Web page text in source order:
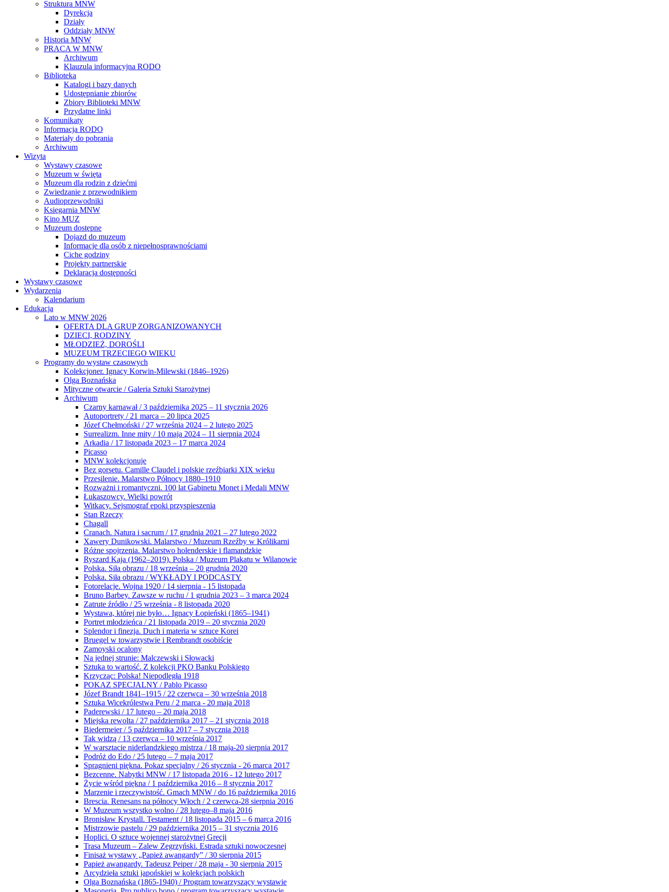
Struktura MNW
Dyrekcja
Działy
Oddziały MNW
Historia MNW
PRACA W MNW
Archiwum
Klauzula informacyjna RODO
Biblioteka
Katalogi i bazy danych
Udostępnianie zbiorów
Zbiory Biblioteki MNW
Przydatne linki
Komunikaty
Informacja RODO
Materiały do pobrania
Archiwum
Wizyta
Wystawy czasowe
Muzeum w święta
Muzeum dla rodzin z dziećmi
Zwiedzanie z przewodnikiem
Audioprzewodniki
Księgarnia MNW
Kino MUZ
Muzeum dostępne
Dojazd do muzeum
Informacje dla osób z niepełnosprawnościami
Ciche godziny
Projekty partnerskie
Deklaracja dostępności
Wystawy czasowe
Wydarzenia
Kalendarium
Edukacja
Lato w MNW 2026
OFERTA DLA GRUP ZORGANIZOWANYCH
DZIECI, RODZINY
MŁODZIEŻ, DOROŚLI
MUZEUM TRZECIEGO WIEKU
Programy do wystaw czasowych
Kolekcjoner. Ignacy Korwin-Milewski (1846–1926)
Olga Boznańska
Mityczne otwarcie / Galeria Sztuki Starożytnej
Archiwum
Czarny karnawał / 3 października 2025 – 11 stycznia 2026
Autoportrety / 21 marca – 20 lipca 2025
Józef Chełmoński / 27 września 2024 – 2 lutego 2025
Surrealizm. Inne mity / 10 maja 2024 – 11 sierpnia 2024
Arkadia / 17 listopada 2023 – 17 marca 2024
Picasso
MNW kolekcjonuje
Bez gorsetu. Camille Claudel i polskie rzeźbiarki XIX wieku
Przesilenie. Malarstwo Północy 1880–1910
Rozważni i romantyczni. 100 lat Gabinetu Monet i Medali MNW
Łukaszowcy. Wielki powrót
Witkacy. Sejsmograf epoki przyspieszenia
Stan Rzeczy
Chagall
Cranach. Natura i sacrum / 17 grudnia 2021 – 27 lutego 2022
Xawery Dunikowski. Malarstwo / Muzeum Rzeźby w Królikarni
Różne spojrzenia. Malarstwo holenderskie i flamandzkie
Ryszard Kaja (1962–2019). Polska / Muzeum Plakatu w Wilanowie
Polska. Siła obrazu / 18 września – 20 grudnia 2020
Polska. Siła obrazu / WYKŁADY I PODCASTY
Fotorelacje. Wojna 1920 / 14 sierpnia - 15 listopada
Bruno Barbey. Zawsze w ruchu / 1 grudnia 2023 – 3 marca 2024
Zatrute źródło / 25 września - 8 listopada 2020
Wystawa, której nie było… Ignacy Łopieński (1865–1941)
Portret młodzieńca / 21 listopada 2019 – 20 stycznia 2020
Splendor i finezja. Duch i materia w sztuce Korei
Bruegel w towarzystwie i Rembrandt osobiście
Zamoyski ocalony
Na jednej strunie: Malczewski i Słowacki
Sztuka to wartość. Z kolekcji PKO Banku Polskiego
Krzycząc: Polska! Niepodległa 1918
POKAZ SPECJALNY / Pablo Picasso
Józef Brandt 1841–1915 / 22 czerwca – 30 września 2018
Sztuka Wicekrólestwa Peru / 2 marca - 20 maja 2018
Paderewski / 17 lutego – 20 maja 2018
Miejska rewolta / 27 października 2017 – 21 stycznia 2018
Biedermeier / 5 października 2017 – 7 stycznia 2018
Tak widzą / 13 czerwca – 10 września 2017
W warsztacie niderlandzkiego mistrza / 18 maja-20 sierpnia 2017
Podróż do Edo / 25 lutego – 7 maja 2017
Spragnieni piękna. Pokaz specjalny / 26 stycznia - 26 marca 2017
Bezcenne. Nabytki MNW / 17 listopada 2016 - 12 lutego 2017
Życie wśród piękna / 1 października 2016 – 8 stycznia 2017
Marzenie i rzeczywistość. Gmach MNW / do 16 października 2016
Brescia. Renesans na północy Włoch / 2 czerwca-28 sierpnia 2016
W Muzeum wszystko wolno / 28 lutego–8 maja 2016
Bronisław Krystall. Testament / 18 listopada 2015 – 6 marca 2016
Mistrzowie pastelu / 29 października 2015 – 31 stycznia 2016
Hoplici. O sztuce wojennej starożytnej Grecji
Trasa Muzeum – Zalew Zegrzyński. Estrada sztuki nowoczesnej
Finisaż wystawy „Papież awangardy” / 30 sierpnia 2015
Papież awangardy. Tadeusz Peiper / 28 maja - 30 sierpnia 2015
Arcydzieła sztuki japońskiej w kolekcjach polskich
Olga Boznańska (1865-1940) / Program towarzyszący wystawie